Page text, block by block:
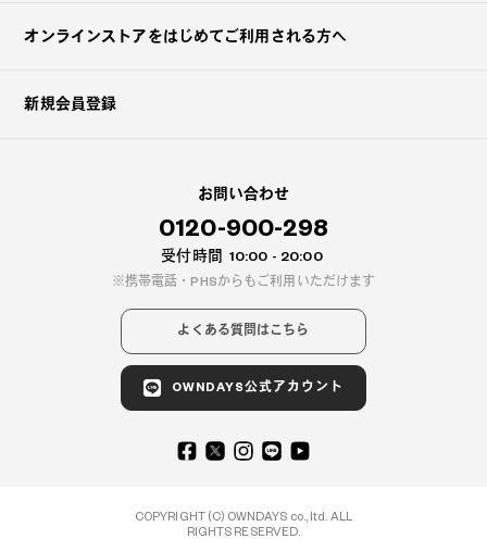
オンラインストアをはじめてご利用される方へ
新規会員登録
お問い合わせ
0120-900-298
受付時間 10:00 - 20:00
携帯電話・PHSからもご利用いただけます
よくある質問はこちら
OWNDAYS公式アカウント
COPYRIGHT (C) OWNDAYS co., ltd. ALL
RIGHTS RESERVED.